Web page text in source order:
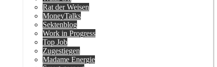
Rat der Weisen
MoneyTalks
Sektenblog
Work in Progress
Top Job
Zugestiegen
Madame Energie